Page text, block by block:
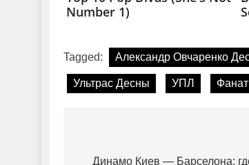
Tagged: Александр Овчаренко
Ультрас Десны УПЛ
Динамо Киев — Барселона: